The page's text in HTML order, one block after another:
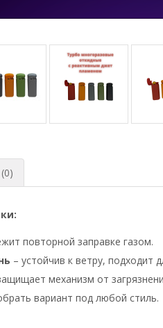
(0)
повторной заправке газом.
– устойчив к ветру, подходит
механизм от
вариант под любой стиль.